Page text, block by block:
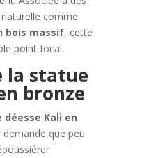
comme
bois massif, cette
point focal.
la statue
bronze
Kali en
que peu